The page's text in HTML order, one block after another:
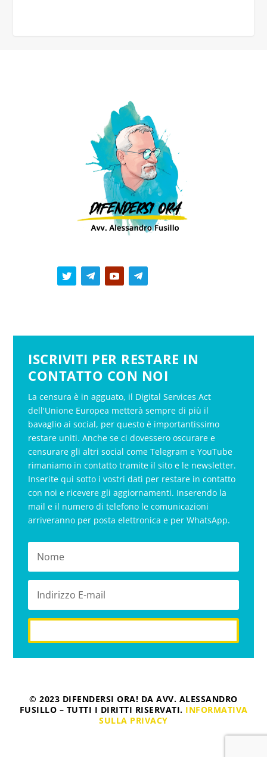
ISCRIVITI PER RESTARE IN
CONTATTO CON NOI
La censura è in agguato, il Digital Services Act
dell'Unione Europea metterà sempre di più il
bavaglio ai social, per questo è importantissimo
restare uniti. Anche se ci dovessero oscurare e
censurare gli altri social come Telegram e YouTube
rimaniamo in contatto tramite il sito e le newsletter.
Inserite qui sotto i vostri dati per restare in contatto
con noi e ricevere gli aggiornamenti. Inserendo la
mail e il numero di telefono le comunicazioni
arriveranno per posta elettronica e per WhatsApp.
© 2023 DIFENDERSI ORA! DA AVV. ALESSANDRO
FUSILLO – TUTTI I DIRITTI RISERVATI. INFORMATIVA
SULLA PRIVACY